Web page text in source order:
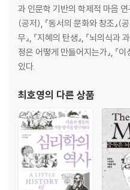
제6장 몸으로 들이대기 _PI와 스포
뇌에 카페인 없는 주사 놓기
스포츠의 관건은 자신감과 지각이
시각적 사고
몰입
추락한 스타
우리의 DNA와 팀 셔츠에 녹아 있
제7장 완전한 지각 _치즈 샌드
끝없는 환각
얼굴에 담겨 있는 것
종교가 우리의 지각을 왜곡하는가?
과 인문학 기반의 학제적 마음 연
(공저), 『동서의 문화와 창조』(
무』, 『지혜의 탄생』, 『뇌의식과
정은 어떻게 만들어지는가』, 『이
있다.
최호영의 다른 상품